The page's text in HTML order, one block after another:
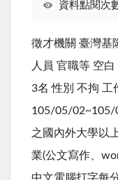
資料點閱次
徵才機關 臺灣基
人員 官職等 空
3名 性別 不拘 工
105/05/02~105/
之國內外大學以
業(公文寫作、
中文電腦打字每